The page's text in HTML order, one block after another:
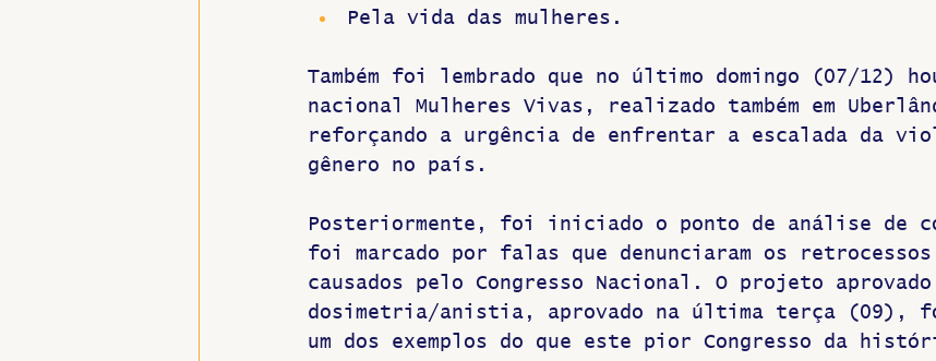
Pela vida das mulheres.
Também foi lembrado que no último domingo (07/12)
nacional Mulheres Vivas, realizado também em
reforçando a urgência de enfrentar a escalada da
gênero no país.
Posteriormente, foi iniciado o ponto de análise de
foi marcado por falas que denunciaram os
causados pelo Congresso Nacional. O projeto
dosimetria/anistia, aprovado na última terça (09),
um dos exemplos do que este pior Congresso da